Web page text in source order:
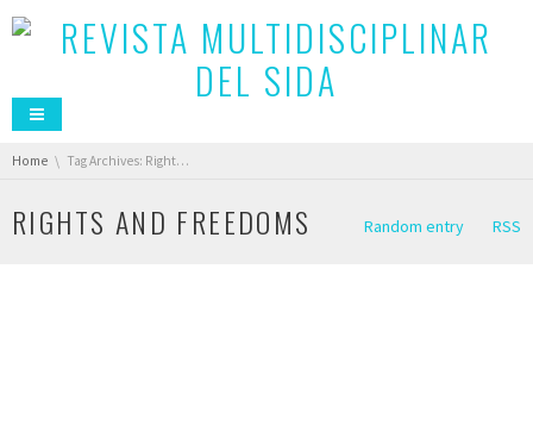
You are here:
Home Tag Archives: Rights and Freedoms
RIGHTS AND FREEDOMS Random entry RSS